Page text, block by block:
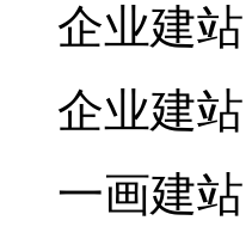
企业建站
企业建站
一画建站